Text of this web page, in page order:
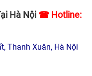
Hà Nội ☎ Hotline:
Thanh Xuân, Hà Nội